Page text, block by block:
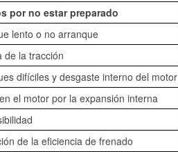
por no estar preparado
lento o no arranque
de la tracción
difíciles y desgaste interno del motor
el motor por la expansión interna
de la eficiencia de frenado